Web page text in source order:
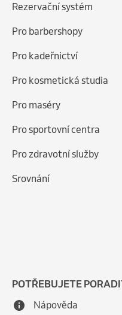
Rezervační systém
Pro barbershopy
Pro kadeřnictví
Pro kosmetická studia
Pro maséry
Pro sportovní centra
Pro zdravotní služby
Srovnání
POTŘEBUJETE
Nápověda